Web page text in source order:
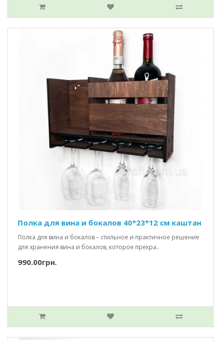
Полка для вина и бокалов 40*23*12 см каштан
Полка для вина и бокалов – стильное и практичное решение
для хранения вина и бокалов, которое прекра..
990.00грн.